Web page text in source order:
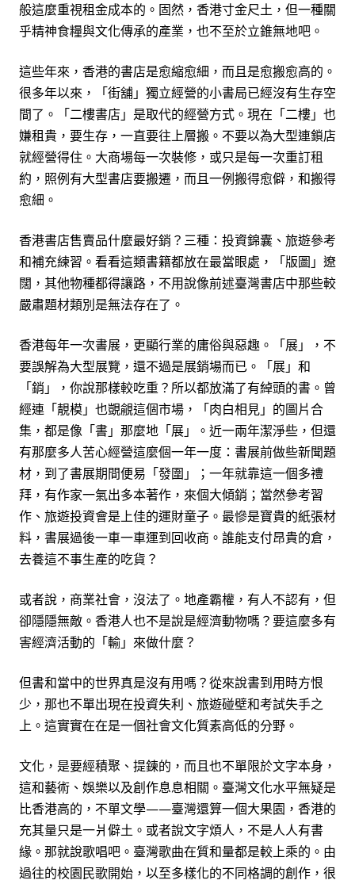
般這麼重視租金成本的。固然，香港寸金尺土，但一種關
乎精神食糧與文化傳承的產業，也不至於立錐無地吧。
這些年來，香港的書店是愈縮愈細，而且是愈搬愈高的。
很多年以來，「街舖」獨立經營的小書局已經沒有生存空
間了。「二樓書店」是取代的經營方式。現在「二樓」也
嫌租貴，要生存，一直要往上層搬。不要以為大型連鎖店
就經營得住。大商場每一次裝修，或只是每一次重訂租
約，照例有大型書店要搬遷，而且一例搬得愈僻，和搬得
愈細。
香港書店售賣品什麼最好銷？三種：投資錦囊、旅遊參考
和補充練習。看看這類書籍都放在最當眼處，「版圖」遼
闊，其他物種都得讓路，不用說像前述臺灣書店中那些較
嚴肅題材類別是無法存在了。
香港每年一次書展，更顯行業的庸俗與惡趣。「展」，不
要誤解為大型展覽，還不過是展銷場而已。「展」和
「銷」，你說那樣較吃重？所以都放滿了有綽頭的書。曾
經連「靚模」也覬覦這個市場，「肉白相見」的圖片合
集，都是像「書」那麼地「展」。近一兩年潔淨些，但還
有那麼多人苦心經營這麼個一年一度：書展前做些新聞題
材，到了書展期間便易「發圍」；一年就靠這一個多禮
拜，有作家一氣出多本著作，來個大傾銷；當然參考習
作、旅遊投資會是上佳的運財童子。最慘是寶貴的紙張材
料，書展過後一車一車運到回收商。誰能支付昂貴的倉，
去養這不事生產的吃貨？
或者說，商業社會，沒法了。地產霸權，有人不認有，但
卻隱隱無敵。香港人也不是說是經濟動物嗎？要這麼多有
害經濟活動的「輸」來做什麼？
但書和當中的世界真是沒有用嗎？從來說書到用時方恨
少，那也不單出現在投資失利、旅遊碰壁和考試失手之
上。這實實在在是一個社會文化質素高低的分野。
文化，是要經積聚、提鍊的，而且也不單限於文字本身，
這和藝術、娛樂以及創作息息相關。臺灣文化水平無疑是
比香港高的，不單文學——臺灣還算一個大果園，香港的
充其量只是一爿僻土。或者說文字煩人，不是人人有書
緣。那就說歌唱吧。臺灣歌曲在質和量都是較上乘的。由
過往的校園民歌開始，以至多樣化的不同格調的創作，很